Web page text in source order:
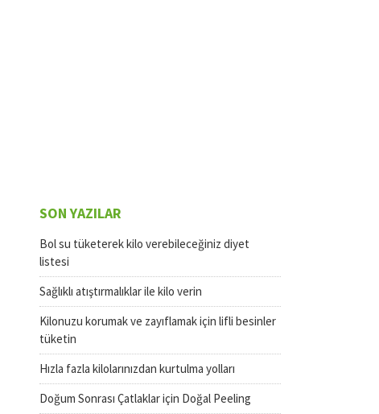
SON YAZILAR
Bol su tüketerek kilo verebileceğiniz diyet
listesi
Sağlıklı atıştırmalıklar ile kilo verin
Kilonuzu korumak ve zayıflamak için lifli besinler
tüketin
Hızla fazla kilolarınızdan kurtulma yolları
Doğum Sonrası Çatlaklar için Doğal Peeling